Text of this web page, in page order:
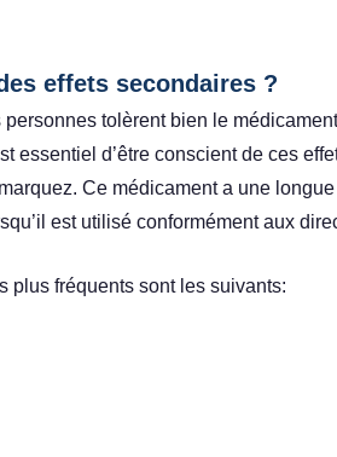
effets secondaires ?
tolèrent bien le
essentiel d’être conscient de ces
Ce médicament a une
est utilisé conformément aux
plus fréquents sont les suivants: